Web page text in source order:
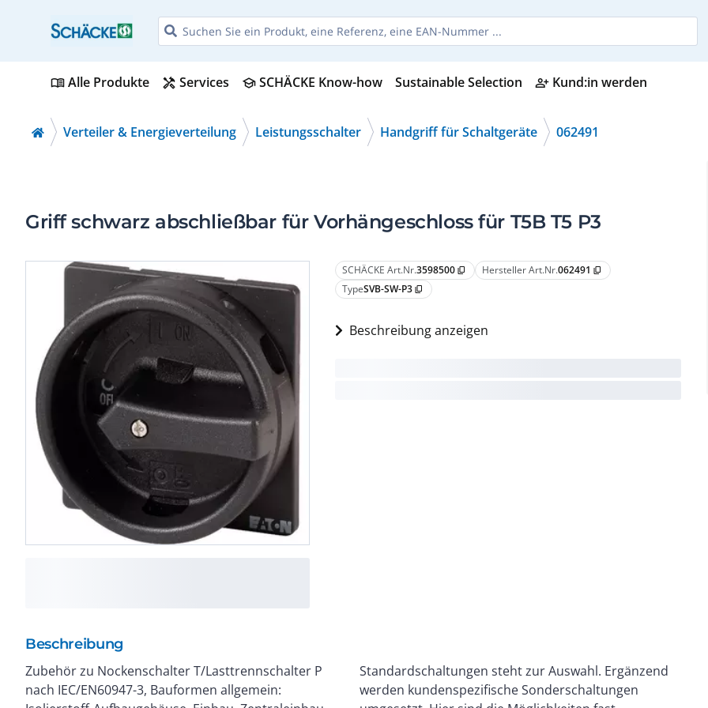
menu_bookAlle Produkte handyman Services schoolSCHÄCKE Know-how Sustainable Selection person_add_alt Kund:in werden
Verteiler & Energieverteilung Leistungsschalter Handgriff für Schaltgeräte 062491
Griff schwarz abschließbar für Vorhängeschloss für T5B T5 P3
SCHÄCKE Art.Nr.3598500 content_copy Hersteller Art.Nr.062491 content_copy
TypeSVB-SW-P3 content_copy
Beschreibung anzeigen
Beschreibung
Zubehör zu Nockenschalter T/Lasttrennschalter P
nach IEC/EN60947-3, Bauformen allgemein:
Standardschaltungen steht zur Auswahl. Ergänzend
werden kundenspezifische Sonderschaltungen